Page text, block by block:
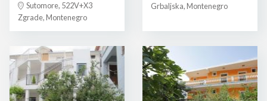
Sutomore, 522V+X3
Zgrade, Montenegro
Grbaljska, Montenegro